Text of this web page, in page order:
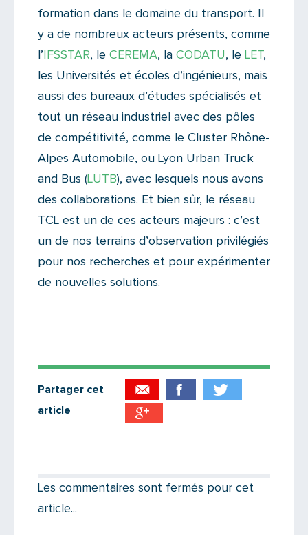
formation dans le domaine du transport. Il
y a de nombreux acteurs présents, comme
l’ IFSSTAR, le CEREMA, la CODATU, le LET,
les Universités et écoles d’ingénieurs, mais
aussi des bureaux d’études spécialisés et
tout un réseau industriel avec des pôles
de compétitivité, comme le Cluster Rhône-
Alpes Automobile, ou Lyon Urban Truck
and Bus (LUTB), avec lesquels nous avons
des collaborations. Et bien sûr, le réseau
TCL est un de ces acteurs majeurs : c’est
un de nos terrains d’observation privilégiés
pour nos recherches et pour expérimenter
de nouvelles solutions.
Partager cet
article
Les commentaires sont fermés pour cet
article...